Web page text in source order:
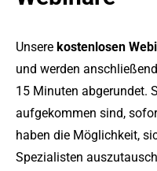
Unsere kostenlosen
und werden
15 Minuten abgerundet.
aufgekommen sind,
haben die Möglichkeit,
Spezialisten